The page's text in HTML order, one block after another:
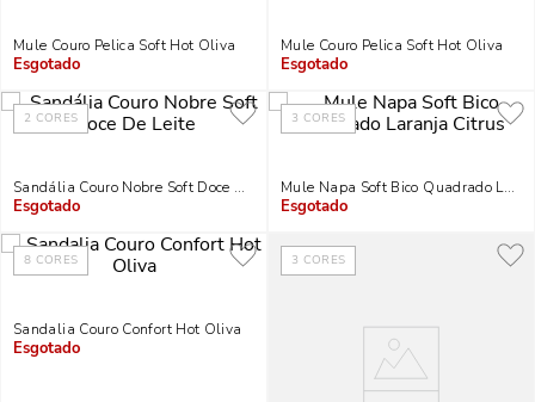
Mule Couro Pelica Soft Hot Oliva
Indisponível
Mule Couro Pelica Soft Hot Oliva
Indisponível
2 CORES
Sandália Couro Nobre Soft Doce De Leite
Indisponível
3 CORES
Mule Napa Soft Bico Quadrado
Indisponível
8 CORES
Sandalia Couro Confort Hot Oliva
Indisponível
3 CORES